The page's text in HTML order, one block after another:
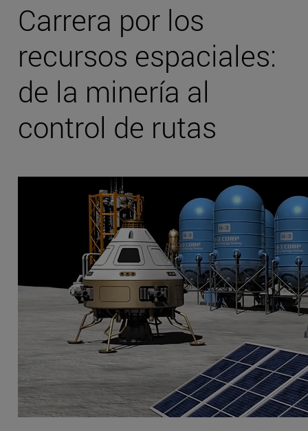
Carrera por los
recursos espaciales:
de la minería al
control de rutas